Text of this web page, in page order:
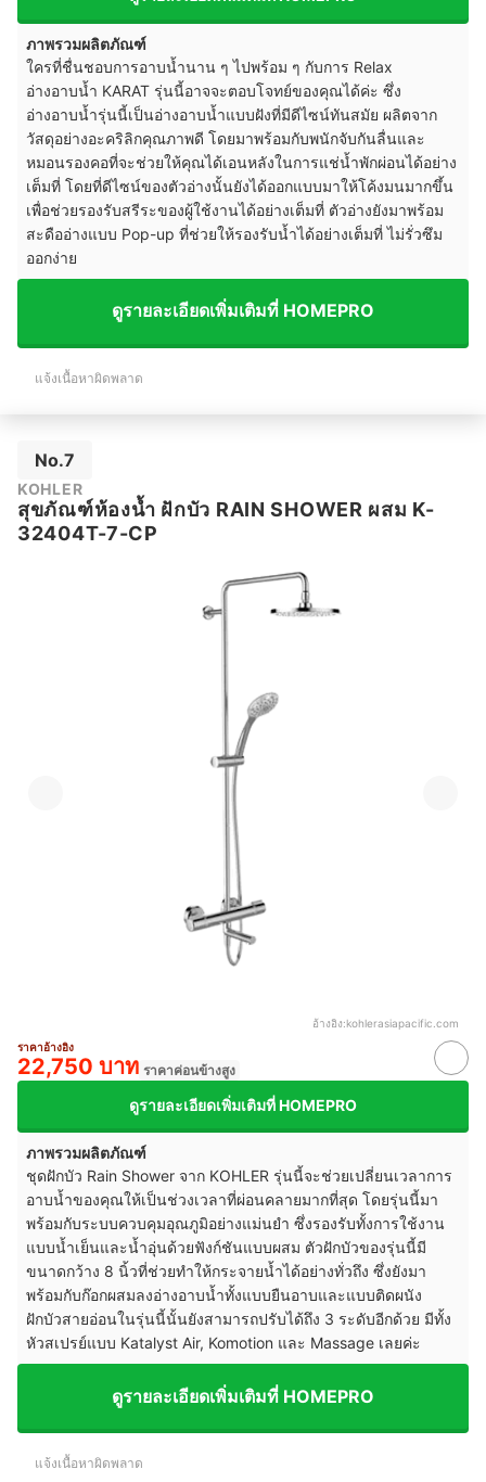
ภาพรวมผลิตภัณฑ์
ใครที่ชื่นชอบการอาบน้ำนาน ๆ ไปพร้อม ๆ กับการ Relax
อ่างอาบน้ำ KARAT รุ่นนี้อาจจะตอบโจทย์ของคุณได้ค่ะ ซึ่ง
อ่างอาบน้ำรุ่นนี้เป็นอ่างอาบน้ำแบบฝังที่มีดีไซน์ทันสมัย ผลิตจาก
วัสดุอย่างอะคริลิกคุณภาพดี โดยมาพร้อมกับพนักจับกันลื่นและ
หมอนรองคอที่จะช่วยให้คุณได้เอนหลังในการแช่น้ำพักผ่อนได้อย่าง
เต็มที่ โดยที่ดีไซน์ของตัวอ่างนั้นยังได้ออกแบบมาให้โค้งมนมากขึ้น
เพื่อช่วยรองรับสรีระของผู้ใช้งานได้อย่างเต็มที่ ตัวอ่างยังมาพร้อม
สะดืออ่างแบบ Pop-up ที่ช่วยให้รองรับน้ำได้อย่างเต็มที่ ไม่รั่วซึม
ออกง่าย
ดูรายละเอียดเพิ่มเติมที่ HOMEPRO
แจ้งเนื้อหาผิดพลาด
No.7
KOHLER
สุขภัณฑ์ห้องน้ำ ฝักบัว RAIN SHOWER ผสม K-
32404T-7-CP
อ้างอิง:kohlerasiapacific.com
ราคาอ้างอิง
22,750 บาท ราคาค่อนข้างสูง
ดูรายละเอียดเพิ่มเติมที่ HOMEPRO
ภาพรวมผลิตภัณฑ์
ชุดฝักบัว Rain Shower จาก KOHLER รุ่นนี้จะช่วยเปลี่ยนเวลาการ
อาบน้ำของคุณให้เป็นช่วงเวลาที่ผ่อนคลายมากที่สุด โดยรุ่นนี้มา
พร้อมกับระบบควบคุมอุณภูมิอย่างแม่นยำ ซึ่งรองรับทั้งการใช้งาน
แบบน้ำเย็นและน้ำอุ่นด้วยฟังก์ชันแบบผสม ตัวฝักบัวของรุ่นนี้มี
ขนาดกว้าง 8 นิ้วที่ช่วยทำให้กระจายน้ำได้อย่างทั่วถึง ซึ่งยังมา
พร้อมกับก๊อกผสมลงอ่างอาบน้ำทั้งแบบยืนอาบและแบบติดผนัง
ฝักบัวสายอ่อนในรุ่นนี้นั้นยังสามารถปรับได้ถึง 3 ระดับอีกด้วย มีทั้ง
หัวสเปรย์แบบ Katalyst Air, Komotion และ Massage เลยค่ะ
ดูรายละเอียดเพิ่มเติมที่ HOMEPRO
แจ้งเนื้อหาผิดพลาด